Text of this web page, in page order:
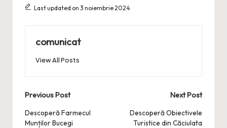
Last updated on 3 noiembrie 2024
comunicat
View All Posts
Post
navigation
Previous Post
Descoperă Farmecul
Munților Bucegi
Next Post
Descoperă Obiectivele
Turistice din Căciulata